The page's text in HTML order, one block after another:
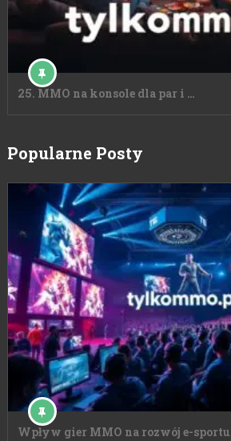
25. MMO na konsole dla par i …
Popularne Posty
Wpływ gier MMO na rozwój e-sportu